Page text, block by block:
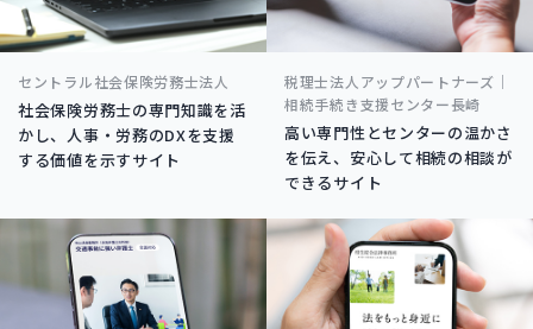
セントラル社会保険労務士法人
社会保険労務士の専門知識を活
かし、人事・労務のDXを支援
する価値を示すサイト
税理士法人アップパートナーズ｜
相続手続き支援センター長崎
高い専門性とセンターの温かさ
を伝え、安心して相続の相談が
できるサイト